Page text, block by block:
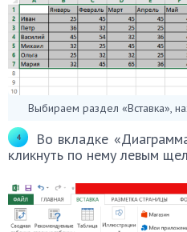
Выбираем раздел «Вставка»,
Во вкладке
кликнуть по нему левым